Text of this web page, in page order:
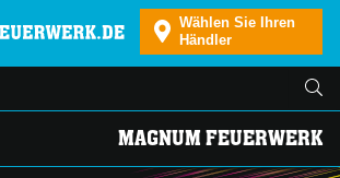
Wählen Sie Ihren
Händler
MAGNUM FEUERWERK